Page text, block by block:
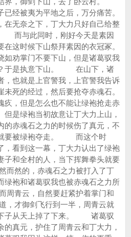
经被夷为平地之后，万分痛苦。
在无奈之下，丁大力只好自己给整
而与此同时，刚好今天是素因
这时候下山祭拜素因的衣冠冢。
劝掌门不要下山，但是诸葛驭我
？于是执意下山。 在山下，诸
，也就是上官警我，上官警我告诉
死的经过，然后要抢夺赤魂石。
，但是怎么也不能让绿袍抢走赤
是绿袍当初故意让丁大力上山，
的赤魂石之力的时候伤了真元，不
就要被绿袍夺走。 而这个时
，看到这一幕，丁大力认出了绿袍
子和全村的人，当下挥舞拳头就要
然的，赤魂石之力被打入了丁
绿袍和诸葛驭我也被赤魂石之力所
青云，自然要赶紧护着掌门和
才御剑飞行到一半，周青云就
子从天上掉了下来。 诸葛驭
真元，护住了周青云和丁大力，